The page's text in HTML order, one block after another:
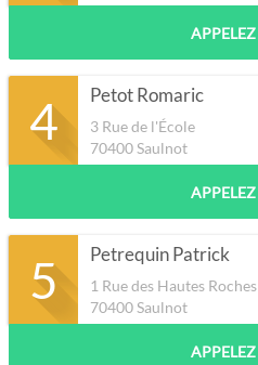
APPELEZ
4 Petot Romaric
3 Rue de l'École
70400Saulnot
APPELEZ
5 Petrequin Patrick
1 Rue des Hautes Roches
70400Saulnot
APPELEZ